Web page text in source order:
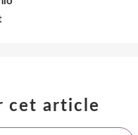
cet article